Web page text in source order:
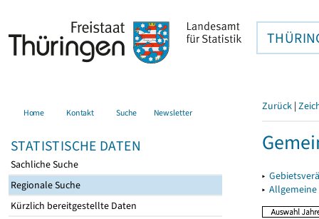
Home Kontakt Suche Newsletter
STATISTISCHE DATEN
Sachliche Suche
Regionale Suche
Kürzlich bereitgestellte Daten
Zurück |
▸
▸